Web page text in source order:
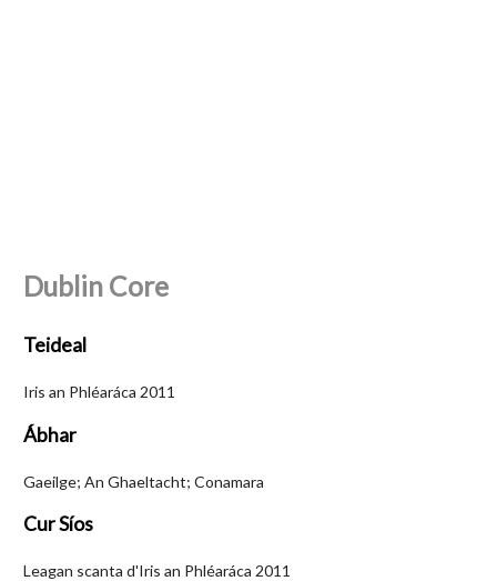
Dublin Core
Teideal
Iris an Phléaráca 2011
Ábhar
Gaeilge; An Ghaeltacht; Conamara
Cur Síos
Leagan scanta d'Iris an Phléaráca 2011